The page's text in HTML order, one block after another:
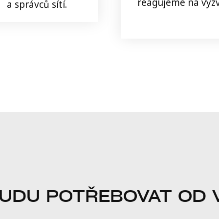
a správců sítí. reagujeme na
POTŘEBOVAT OD